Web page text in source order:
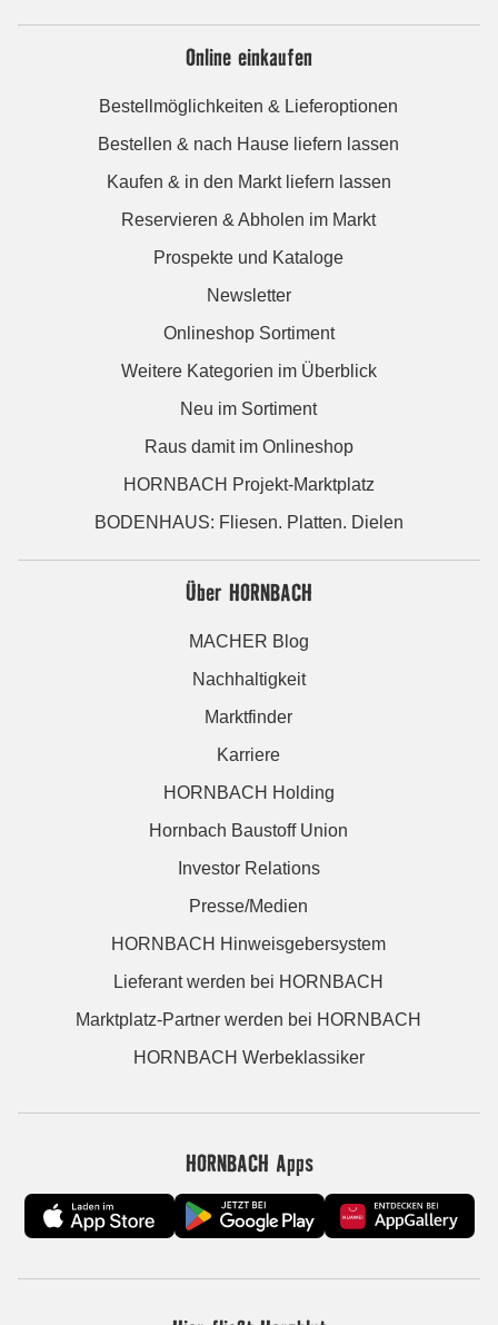
Online einkaufen
Bestellmöglichkeiten & Lieferoptionen
Bestellen & nach Hause liefern lassen
Kaufen & in den Markt liefern lassen
Reservieren & Abholen im Markt
Prospekte und Kataloge
Newsletter
Onlineshop Sortiment
Weitere Kategorien im Überblick
Neu im Sortiment
Raus damit im Onlineshop
HORNBACH Projekt-Marktplatz
BODENHAUS: Fliesen. Platten. Dielen
Über HORNBACH
MACHER Blog
Nachhaltigkeit
Marktfinder
Karriere
HORNBACH Holding
Hornbach Baustoff Union
Investor Relations
Presse/Medien
HORNBACH Hinweisgebersystem
Lieferant werden bei HORNBACH
Marktplatz-Partner werden bei HORNBACH
HORNBACH Werbeklassiker
HORNBACH Apps